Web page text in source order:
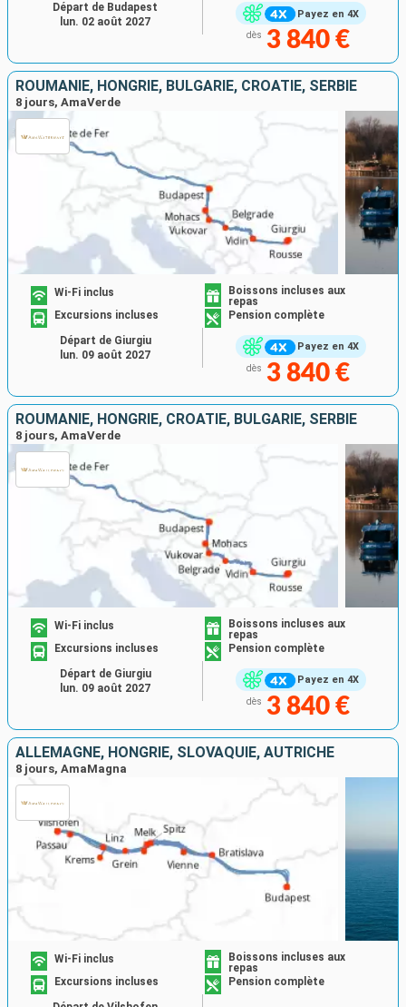
Payez en 4X
dès 3 840 €
Départ de Budapest
lun. 02 août 2027
ROUMANIE, HONGRIE, BULGARIE, CROATIE, SERBIE
8 jours, AmaVerde
Payez en 4X
Wi-Fi inclus
Boissons incluses aux
repas
Excursions incluses
Pension complète
dès 3 840 €
Départ de Giurgiu
lun. 09 août 2027
ROUMANIE, HONGRIE, CROATIE, BULGARIE, SERBIE
8 jours, AmaVerde
Payez en 4X
Wi-Fi inclus
Boissons incluses aux
repas
Excursions incluses
Pension complète
dès 3 840 €
Départ de Giurgiu
lun. 09 août 2027
ALLEMAGNE, HONGRIE, SLOVAQUIE, AUTRICHE
8 jours, AmaMagna
Wi-Fi inclus
Boissons incluses aux
repas
Excursions incluses
Pension complète